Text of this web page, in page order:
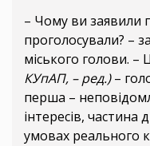
– Чому ви заявили
проголосували? –
міського голови. –
КУпАП, – ред.)–
перша –
інтересів, частина
умовах реального